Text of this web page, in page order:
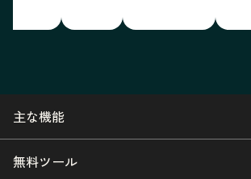
主な機能
無料ツール